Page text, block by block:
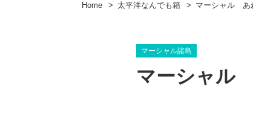
Home > 太平洋なんでも箱 > マーシャル あ
マーシャル諸島
マーシャル